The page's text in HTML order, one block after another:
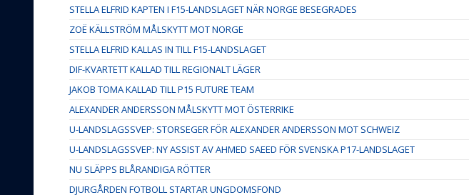
STELLA ELFRID KAPTEN I F15-LANDSLAGET NÄR NORGE BESEGRADES
ZOË KÄLLSTRÖM MÅLSKYTT MOT NORGE
STELLA ELFRID KALLAS IN TILL F15-LANDSLAGET
DIF-KVARTETT KALLAD TILL REGIONALT LÄGER
JAKOB TOMA KALLAD TILL P15 FUTURE TEAM
ALEXANDER ANDERSSON MÅLSKYTT MOT ÖSTERRIKE
U-LANDSLAGSSVEP: STORSEGER FÖR ALEXANDER ANDERSSON MOT SCHWEIZ
U-LANDSLAGSSVEP: NY ASSIST AV AHMED SAEED FÖR SVENSKA P17-LANDSLAGET
NU SLÄPPS BLÅRANDIGA RÖTTER
DJURGÅRDEN FOTBOLL STARTAR UNGDOMSFOND